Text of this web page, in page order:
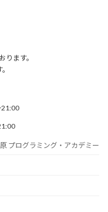
ます。
プログラミング・アカデミー